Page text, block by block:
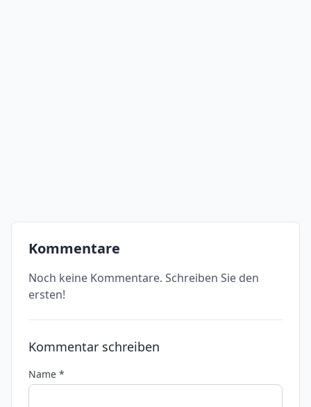
Kommentare
Noch keine Kommentare. Schreiben Sie den
ersten!
Kommentar schreiben
Name *